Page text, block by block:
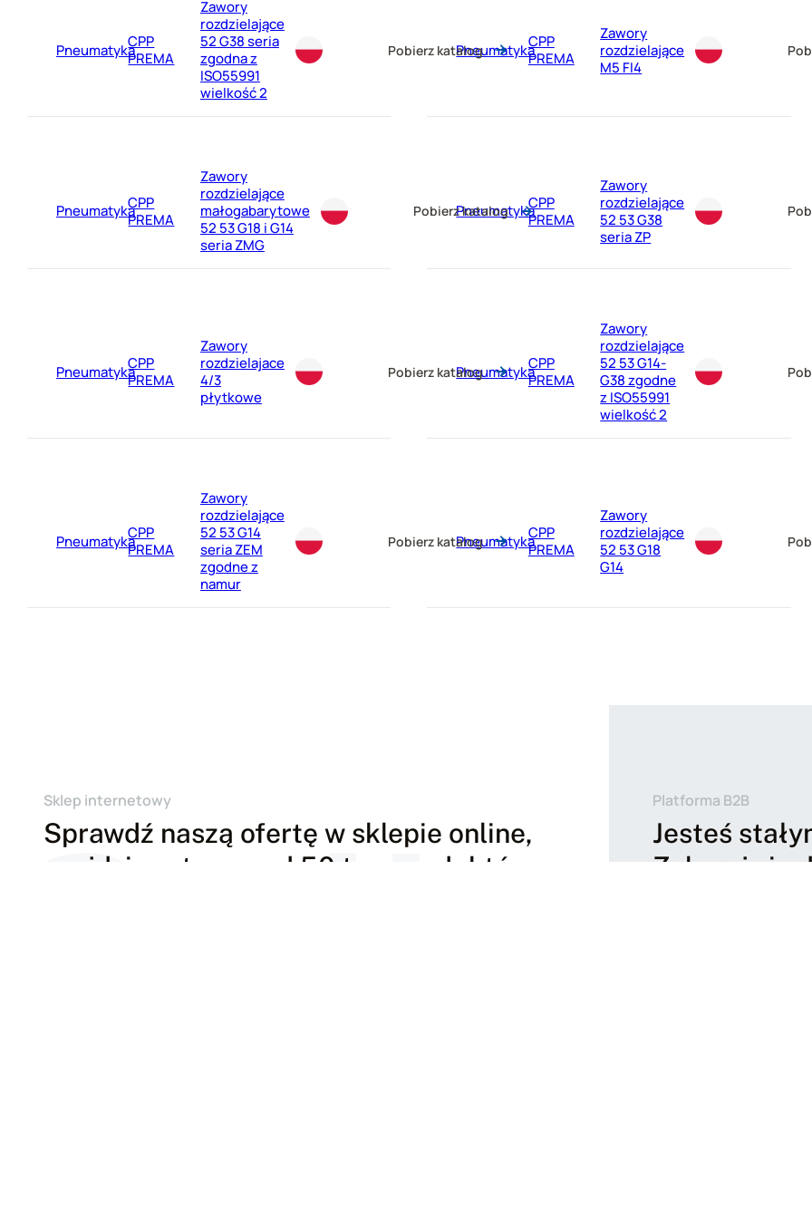
PneumatykaCPP
PREMA
Zawory
rozdzielające
52 G38 seria
zgodna z
ISO55991
wielkość 2
Pobierz katalogPneumatykaCPP
PREMA
Zawory
rozdzielające
M5 FI4
PneumatykaCPP
PREMA
Zawory
rozdzielające
małogabarytowe
52 53 G18 i G14
seria ZMG
Pobierz katalog
PneumatykaCPP
PREMA
Zawory
rozdzielające
52 53 G38
seria ZP
PneumatykaCPP
PREMA
Zawory
rozdzielajace
4/3
płytkowe
Pobierz katalogPneumatykaCPP
PREMA
Zawory
rozdzielające
52 53 G14-
G38 zgodne
z ISO55991
wielkość 2
PneumatykaCPP
PREMA
Zawory
rozdzielające
52 53 G14
seria ZEM
zgodne z
namur
Pobierz katalogPneumatykaCPP
PREMA
Zawory
rozdzielające
52 53 G18
G14
Online
Sklep internetowy
Sprawdź naszą ofertę w sklepie online,
znajdziesz tu ponad 50 tys. produktów.
Platforma B2B
Jesteś
Zaloguj się